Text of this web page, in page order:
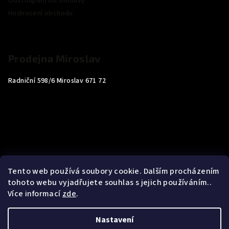
Tento web používá soubory cookie. Dalším procházením
tohoto webu vyjadřujete souhlas s jejich používáním..
Více informacízde.
Nastavení
Radniční 598/6 Miroslav 671 72